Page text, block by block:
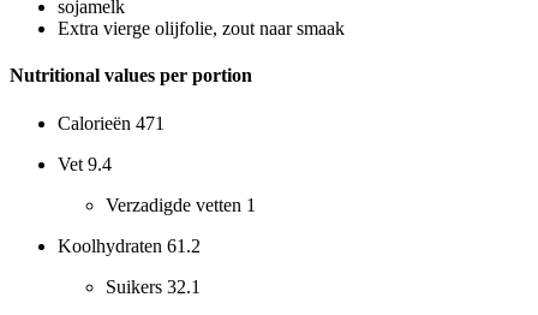
sojamelk
Extra vierge olijfolie, zout naar smaak
Nutritional values per portion
Calorieën 471
Vet 9.4
Verzadigde vetten 1
Koolhydraten 61.2
Suikers 32.1